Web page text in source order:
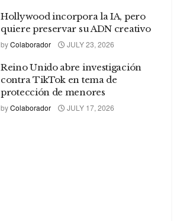
Hollywood incorpora la IA, pero
quiere preservar su ADN creativo
byColaborador JULY 23, 2026
Reino Unido abre investigación
contra TikTok en tema de
protección de menores
byColaborador JULY 17, 2026